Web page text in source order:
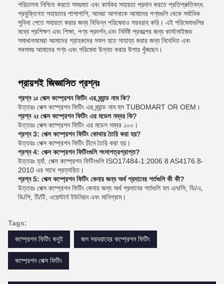
পরিচালনা নিশ্চিত করতে সময়মত এবং কার্যকর সহায়তা প্রদান করতে প্রতিশ্রুতিবদ্ধ.
প্রযুক্তিগত সহায়তার পাশাপাশি, আমরা আপনাকে আমাদের পণ্যগুলি থেকে সর্বাধিক
সুবিধা পেতে সহায়তা করার জন্য বিভিন্ন পরিষেবাও সরবরাহ করি। এই পরিষেবাগুলির
মধ্যে প্রশিক্ষণ এবং শিক্ষা, পণ্য প্রদর্শন,এবং নির্দিষ্ট প্রকল্পের জন্য কাস্টমাইজড
সমাধানআমরা আমাদের গ্রাহকদের সফল হতে সাহায্য করার জন্য নিবেদিত এবং
সবসময় আমাদের পণ্য এবং পরিষেবা উন্নত করার উপায় খুঁজছেন।
প্রায়শই জিজ্ঞাসিত প্রশ্নঃ
প্রশ্ন ১ঃ পেক্স কম্প্রেশন ফিটিং এর ব্র্যান্ড নাম কি?
উত্তরঃ পেক্স কম্প্রেশন ফিটিং এর ব্র্যান্ড নাম হল TUBOMART OR OEM।
প্রশ্ন ২ঃ পেক্স কম্প্রেশন ফিটিং এর মডেল নম্বর কি?
উত্তরঃ পেক্স কম্প্রেশন ফিটিং এর মডেল নম্বর ১০০।
প্রশ্ন 3: পেক্স কম্প্রেশন ফিটিং কোথায় তৈরি করা হয়?
উত্তরঃ পেক্স কম্প্রেশন ফিটিং চীনে তৈরি করা হয়।
প্রশ্ন 4: পেক্স কম্প্রেশন ফিটিংগুলি শংসাপত্রপ্রাপ্ত?
উত্তরঃ হ্যাঁ, পেক্স কম্প্রেশন ফিটিংগুলি ISO17484-1:2006 8 AS4176.8-
2010 এর সাথে প্রত্যয়িত।
প্রশ্ন 5: পেক্স কম্প্রেশন ফিটিং কেনার জন্য অর্থ প্রদানের শর্তগুলি কী কী?
উত্তরঃ পেক্স কম্প্রেশন ফিটিং কেনার জন্য অর্থ প্রদানের শর্তগুলি হল এল/সি, ডি/এ,
ডি/পি, টি/টি, ওয়েস্টার্ন ইউনিয়ন এবং মানিগ্রাম।
Tags:
কম্প্রেশন ফিটিং কনুই
জল সরবরাহের কম্প্রেশন ফিটিং
কম্প্রেশন পেক্স ফিটিং